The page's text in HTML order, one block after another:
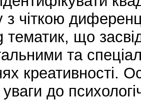
чіткою
що
та
креативності.
до